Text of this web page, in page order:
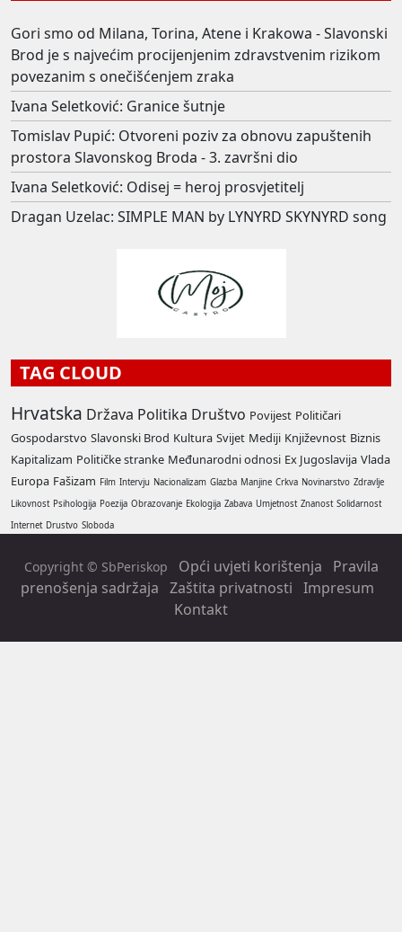
Gori smo od Milana, Torina, Atene i Krakowa - Slavonski
Brod je s najvećim procijenjenim zdravstvenim rizikom
povezanim s onečišćenjem zraka
Ivana Seletković: Granice šutnje
Tomislav Pupić: Otvoreni poziv za obnovu zapuštenih
prostora Slavonskog Broda - 3. završni dio
Ivana Seletković: Odisej = heroj prosvjetitelj
Dragan Uzelac: SIMPLE MAN by LYNYRD SKYNYRD song
TAG CLOUD
Hrvatska Država Politika Društvo Povijest Političari
Gospodarstvo Slavonski Brod Kultura Svijet Mediji Književnost Biznis
Kapitalizam Političke stranke Međunarodni odnosi Ex Jugoslavija Vlada
Europa Fašizam Film Intervju Nacionalizam Glazba Manjine Crkva Novinarstvo Zdravlje
Likovnost Psihologija Poezija Obrazovanje Ekologija Zabava Umjetnost Znanost Solidarnost
Internet Drustvo Sloboda
Copyright © SbPeriskop Opći uvjeti korištenja
Pravila
prenošenja sadržaja Zaštita privatnosti Impresum
Kontakt